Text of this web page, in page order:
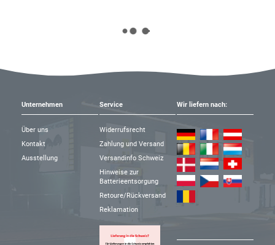
Unternehmen
Über uns
Kontakt
Ausstellung
Service
Widerrufsrecht
Zahlung und Versand
Versandinfo Schweiz
Hinweise zur
Batterieentsorgung
Retoure/Rückversand
Reklamation
Wir liefern nach: